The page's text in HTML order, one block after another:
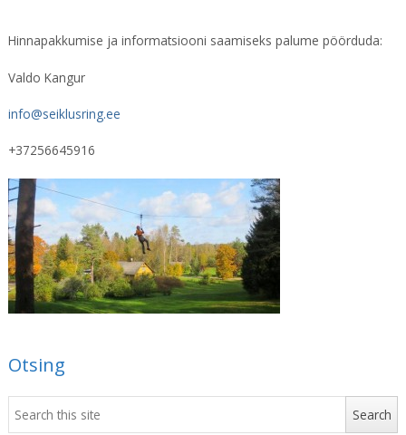
Hinnapakkumise ja informatsiooni saamiseks palume pöörduda:
Valdo Kangur
info@seiklusring.ee
+37256645916
Otsing